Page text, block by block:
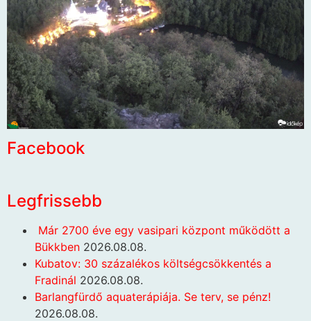
Facebook
Legfrissebb
Már 2700 éve egy vasipari központ működött a
Bükkben 2026.08.08.
Kubatov: 30 százalékos költségcsökkentés a
Fradinál 2026.08.08.
Barlangfürdő aquaterápiája. Se terv, se pénz!
2026.08.08.